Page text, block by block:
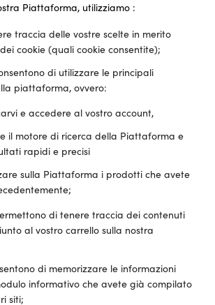
Piattaforma, utilizziamo :
traccia delle vostre scelte in merito
cookie (quali cookie consentite);
di utilizzare le principali
piattaforma, ovvero:
e accedere al vostro account,
il motore di ricerca della Piattaforma e
rapidi e precisi
sulla Piattaforma i prodotti che avete
di tenere traccia dei contenuti
al vostro carrello sulla nostra
di memorizzare le informazioni
informativo che avete già compilato
siti;